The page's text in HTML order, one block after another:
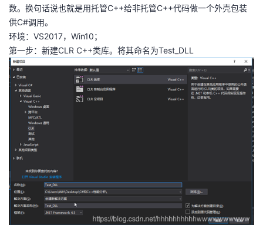
博
客
的
论
坛
我
的
圈
子
我
的
直
播
我
的
活
动
我
的
关
注
的
开
发
我
的
Programs
我
的
数。换句话说也就是用托管C++给非托管C++代码做一个外壳包装
供C#调用。
环境：VS2017，Win10；
第一步：新建CLR C++类库。将其命名为Test_DLL